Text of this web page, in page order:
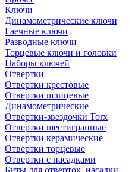
Ключи
Динамометрические ключи
Гаечные ключи
Разводные ключи
Торцевые ключи и головки
Наборы ключей
Отвертки
Отвертки крестовые
Отвертки шлицевые
Динамометрические
Отвертки-звездочки Torx
Отвертки шестигранные
Отвертки керамические
Отвертки торцевые
Отвертки с насадками
Биты для отверток, насадки